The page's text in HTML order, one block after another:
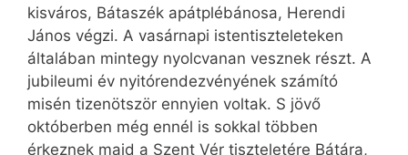
kisváros, Bátaszék apátplébánosa, Herendi
János végzi. A vasárnapi istentiszteleteken
általában mintegy nyolcvanan vesznek részt. A
jubileumi év nyitórendezvényének számító
misén tizenötször ennyien voltak. S jövő
októberben még ennél is sokkal többen
érkeznek majd a Szent Vér tiszteletére Bátára,